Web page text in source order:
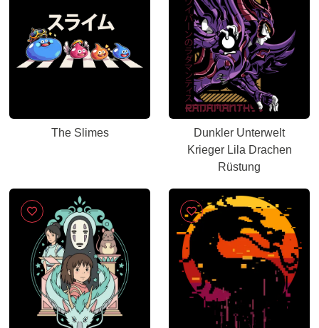
The Slimes
Dunkler Unterwelt
Krieger Lila Drachen
Rüstung